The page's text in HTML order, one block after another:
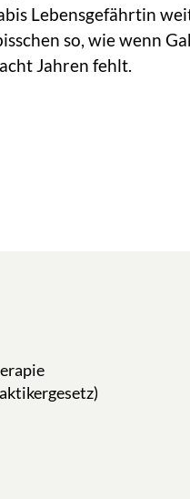
Lebensgefährtin
so, wie wenn
Jahren fehlt.